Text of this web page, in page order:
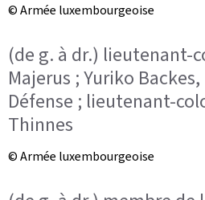
© Armée luxembourgeoise
(de g. à dr.) lieutenant-
Majerus ; Yuriko
Défense ; lieutenant-
Thinnes
© Armée luxembourgeoise